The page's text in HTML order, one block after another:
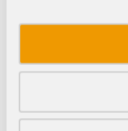
Alberta,